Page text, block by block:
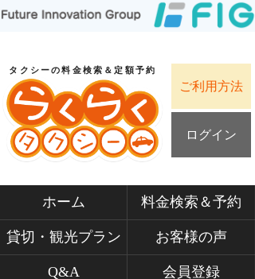
タクシーの料金検索＆定額予約
ご利用方法
ログイン
ホーム 料金検索＆予約
貸切・観光プラン お客様の声
Q&A 会員登録